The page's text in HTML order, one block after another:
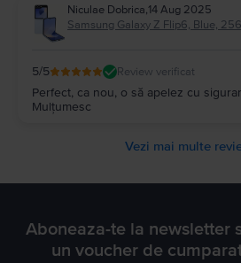
Niculae Dobrica,14 Aug 2025
Samsung Galaxy Z Flip6, Blue,
5/5 Review verificat
Perfect, ca nou, o să apelez cu
Mulțumesc
Vezi mai multe
Aboneaza-te la newsletter
un voucher de